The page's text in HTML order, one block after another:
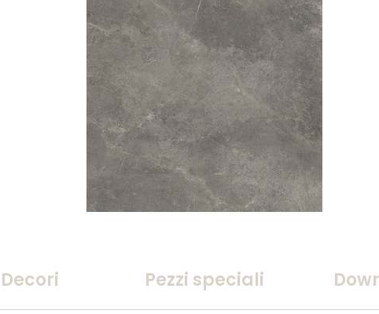
Decori Pezzi speciali